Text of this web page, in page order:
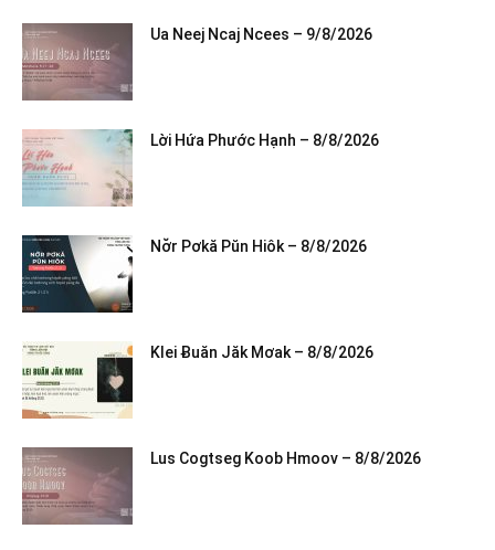
Ua Neej Ncaj Ncees – 9/8/2026
Lời Hứa Phước Hạnh – 8/8/2026
Nơ̆r Pơkă Pŭn Hiôk – 8/8/2026
Klei Ƀuăn Jăk Mơak – 8/8/2026
Lus Cogtseg Koob Hmoov – 8/8/2026